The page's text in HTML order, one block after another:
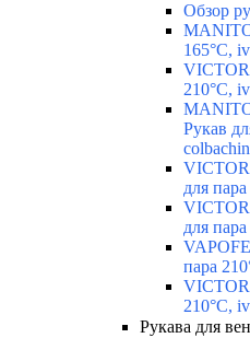
Обзор
165°C,
210°C,
Рукав
для
для
пара
210°C,
Рукава для